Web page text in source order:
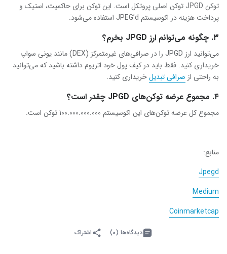
توکن JPGD توکن اصلی پروتکل است. این توکن برای حاکمیت، استیک و
پرداخت هزینه در اکوسیستم JPEG’d استفاده می‌شود.
۳. چگونه می‌توانم ارز JPGD بخرم؟
می‌توانید ارز JPGD را در صرافی‌های غیرمتمرکز (DEX) مانند یونی سواپ
خریداری کنید. فقط باید در کیف پول خود اتریوم داشته باشید که می‌توانید
به راحتی از صرافی تبدیلخریداری کنید.
۴. مجموع عرضه توکن‌های JPGD چقدر است؟
مجموع کل عرضه توکن‌های این اکوسیستم ۱۰۰.۰۰۰.۰۰۰.۰۰۰ توکن است.
منابع:
Jpegd
Medium
Coinmarketcap
دیدگاه‌ها (۰) اشتراک